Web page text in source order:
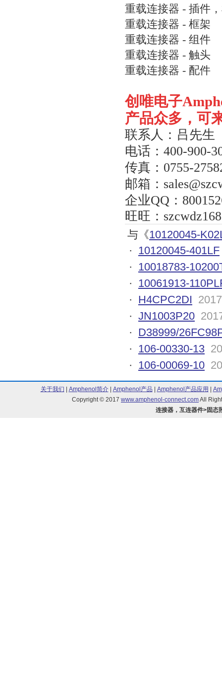
重载连接器 - 插件
重载连接器 - 框架
重载连接器 - 组件
重载连接器 - 触头
重载连接器 - 配件
创唯电子
产品众多，可
联系人：吕先生
电话： 400-900-
传真： 0755-
邮箱：
企业QQ ：
旺旺：
与《10120045-
· 10120045-401LF
· 10018783-
· 10061913-
· H4CPC2DI
· JN1003P20
· D38999/
· 106-00330-13
· 106-00069-10
关于我们 Amphenol简介| Amphenol产品 Amphenol产品应用
Copyright © 2017 www.amphenol-connect.comAll
连接器，互连器件>固